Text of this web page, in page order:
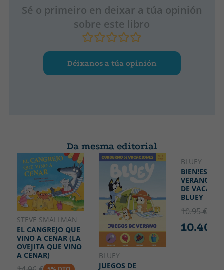
Sé o primeiro en deixar a túa opinión
sobre este libro
Déixanos a túa opinión
Da mesma editorial
STEVE SMALLMAN
EL CANGREJO QUE
VINO A CENAR (LA
OVEJITA QUE VINO
A CENAR)
BLUEY
JUEGOS DE
BLUEY
BIEN!ES
DE
BLUEY
10.95 €
10.40 €